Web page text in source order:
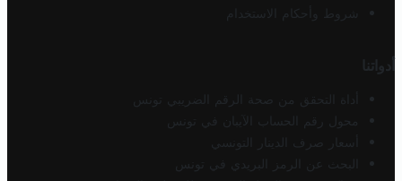
شروط وأحكام الاستخدام
أدواتنا
أداة التحقق من صحة الرقم الضريبي تونس
محول رقم الحساب الآيبان في تونس
أسعار صرف الدينار التونسي
البحث عن الرمز البريدي في تونس